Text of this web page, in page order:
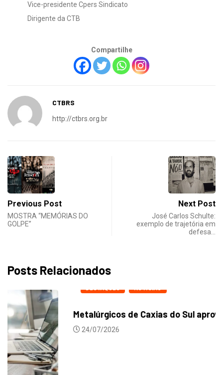
Vice-presidente Cpers Sindicato
Dirigente da CTB
Compartilhe
CTBRS
http://ctbrs.org.br
Previous Post
MOSTRA “MEMÓRIAS DO
GOLPE”
Next Post
José Carlos Schulte:
exemplo de trajetória em
defesa…
Posts Relacionados
DESTAQUES NOTICIAS
Metalúrgicos de Caxias do Sul aprovam reajuste...
24/07/2026